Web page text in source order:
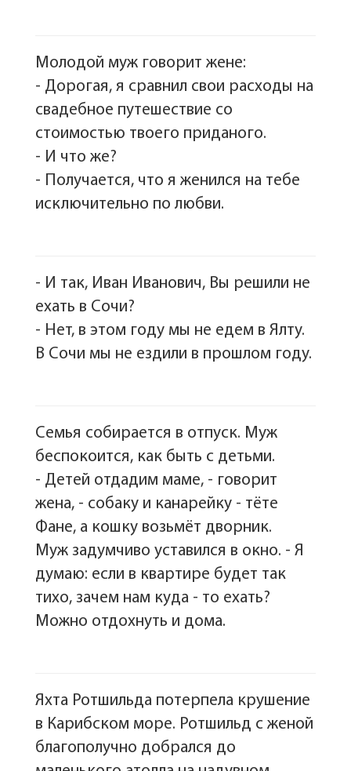
Молодой муж говорит жене:
- Дорогая, я сравнил свои расходы на
свадебное путешествие со
стоимостью твоего приданого.
- И что же?
- Получается, что я женился на тебе
исключительно по любви.
- И так, Иван Иванович, Вы решили не
ехать в Сочи?
- Нет, в этом году мы не едем в Ялту.
В Сочи мы не ездили в прошлом году.
Семья собирается в отпуск. Муж
беспокоится, как быть с детьми.
- Детей отдадим маме, - говорит
жена, - собаку и канарейку - тёте
Фане, а кошку возьмёт дворник.
Муж задумчиво уставился в окно. - Я
думаю: если в квартире будет так
тихо, зачем нам куда - то ехать?
Можно отдохнуть и дома.
Яхта Ротшильда потерпела крушение
в Карибском море. Ротшильд с женой
благополучно добрался до